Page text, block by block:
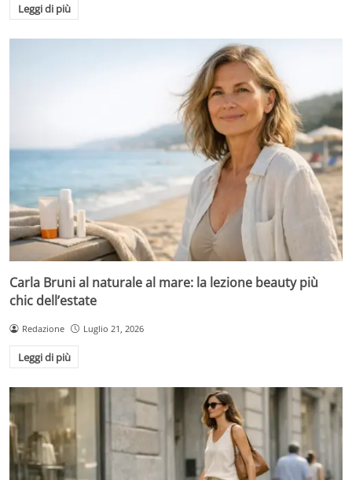
Leggi di più
Carla Bruni al naturale al mare: la lezione beauty più
chic dell’estate
Redazione Luglio 21, 2026
Leggi di più